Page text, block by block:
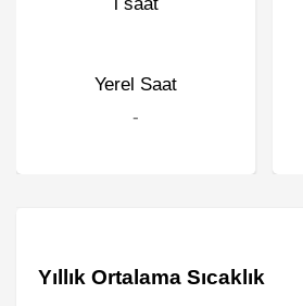
Yerel Saat
-
Yıllık Ortalama Sıcaklık